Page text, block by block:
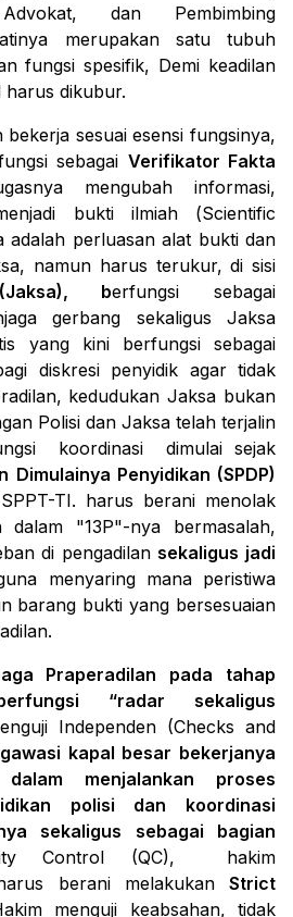
dan Pembimbing
merupakan satu tubuh
fungsi spesifik, Demi keadilan
dikubur.
bekerja sesuai esensi fungsinya,
sebagai Verifikator Fakta
mengubah informasi,
bukti ilmiah (Scientific
adalah perluasan alat bukti dan
namun harus terukur, di sisi
berfungsi sebagai
gerbang sekaligus Jaksa
yang kini berfungsi sebagai
diskresi penyidik agar tidak
kedudukan Jaksa bukan
Polisi dan Jaksa telah terjalin
koordinasi dimulai sejak
Dimulainya Penyidikan (SPDP)
TI. harus berani menolak
dalam "13P"-nya bermasalah,
di pengadilansekaligus jadi
menyaring mana peristiwa
barang bukti yang bersesuaian
Praperadilan pada tahap
“radar sekaligus
Independen (Checks and
kapal besar bekerjanya
menjalankan proses
polisi dan koordinasi
sekaligus sebagai bagian
Control (QC), hakim
berani melakukan Strict
menguji keabsahan, tidak